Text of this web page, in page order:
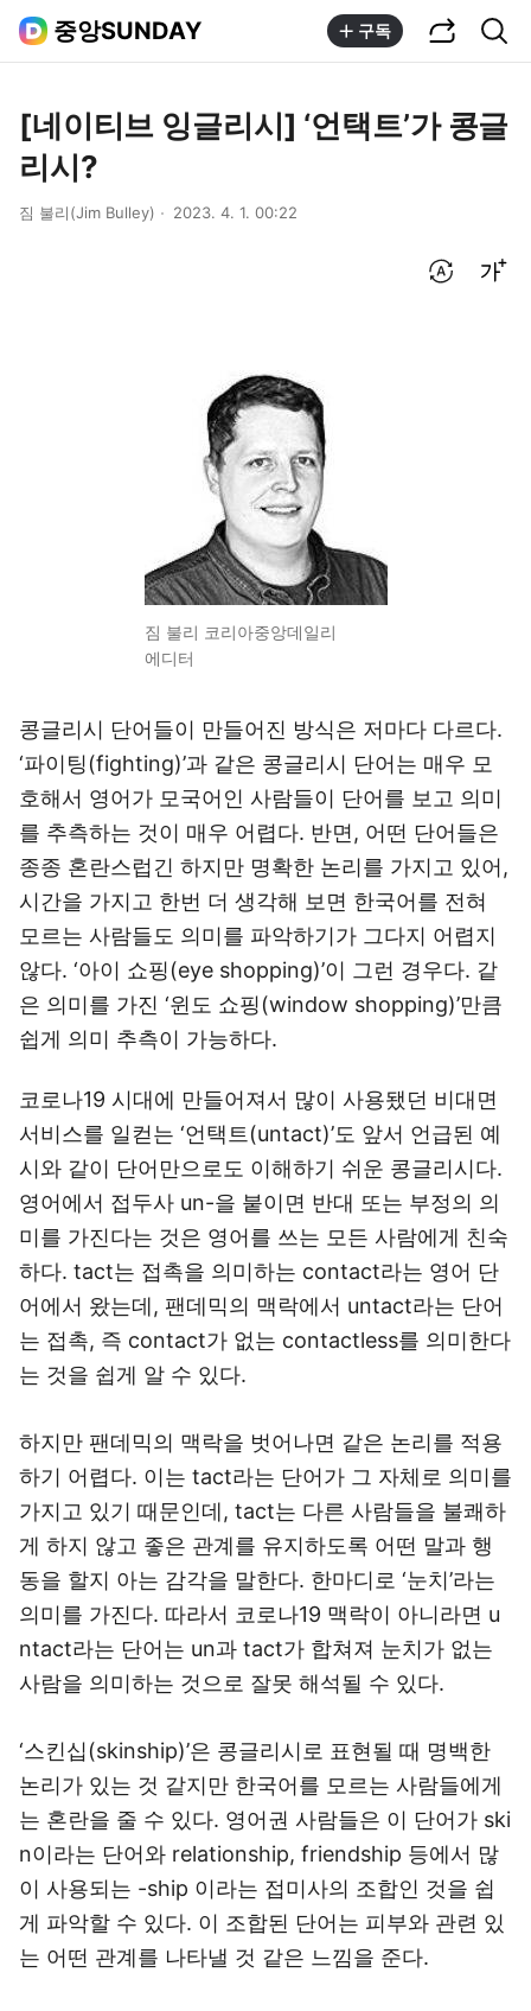
중앙SUNDAY 구독
[네이티브 잉글리시] ‘언택트’가 콩글
리시?
짐 불리(Jim Bulley) 2023. 4. 1. 00:22
짐 불리 코리아중앙데일리
에디터
콩글리시 단어들이 만들어진 방식은 저마다 다르다.
‘파이팅(fighting)’과 같은 콩글리시 단어는 매우 모
호해서 영어가 모국어인 사람들이 단어를 보고 의미
를 추측하는 것이 매우 어렵다. 반면, 어떤 단어들은
종종 혼란스럽긴 하지만 명확한 논리를 가지고 있어,
시간을 가지고 한번 더 생각해 보면 한국어를 전혀
모르는 사람들도 의미를 파악하기가 그다지 어렵지
않다. ‘아이 쇼핑(eye shopping)’이 그런 경우다. 같
은 의미를 가진 ‘윈도 쇼핑(window shopping)’만큼
쉽게 의미 추측이 가능하다.
코로나19 시대에 만들어져서 많이 사용됐던 비대면
서비스를 일컫는 ‘언택트(untact)’도 앞서 언급된 예
시와 같이 단어만으로도 이해하기 쉬운 콩글리시다.
영어에서 접두사 un-을 붙이면 반대 또는 부정의 의
미를 가진다는 것은 영어를 쓰는 모든 사람에게 친숙
하다. tact는 접촉을 의미하는 contact라는 영어 단
어에서 왔는데, 팬데믹의 맥락에서 untact라는 단어
는 접촉, 즉 contact가 없는 contactless를 의미한다
는 것을 쉽게 알 수 있다.
하지만 팬데믹의 맥락을 벗어나면 같은 논리를 적용
하기 어렵다. 이는 tact라는 단어가 그 자체로 의미를
가지고 있기 때문인데, tact는 다른 사람들을 불쾌하
게 하지 않고 좋은 관계를 유지하도록 어떤 말과 행
동을 할지 아는 감각을 말한다. 한마디로 ‘눈치’라는
의미를 가진다. 따라서 코로나19 맥락이 아니라면 u
ntact라는 단어는 un과 tact가 합쳐져 눈치가 없는
사람을 의미하는 것으로 잘못 해석될 수 있다.
‘스킨십(skinship)’은 콩글리시로 표현될 때 명백한
논리가 있는 것 같지만 한국어를 모르는 사람들에게
는 혼란을 줄 수 있다. 영어권 사람들은 이 단어가 ski
n이라는 단어와 relationship, friendship 등에서 많
이 사용되는 -ship 이라는 접미사의 조합인 것을 쉽
게 파악할 수 있다. 이 조합된 단어는 피부와 관련 있
는 어떤 관계를 나타낼 것 같은 느낌을 준다.